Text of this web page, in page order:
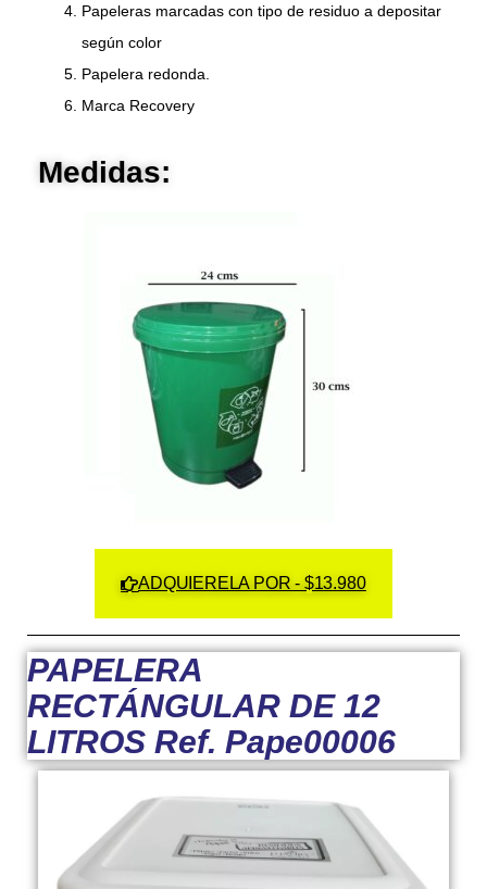
Papeleras marcadas con tipo de residuo a depositar
según color
Papelera redonda.
Marca Recovery
Medidas:
ADQUIERELA POR - $13.980
PAPELERA
RECTÁNGULAR DE 12
LITROS Ref. Pape00006